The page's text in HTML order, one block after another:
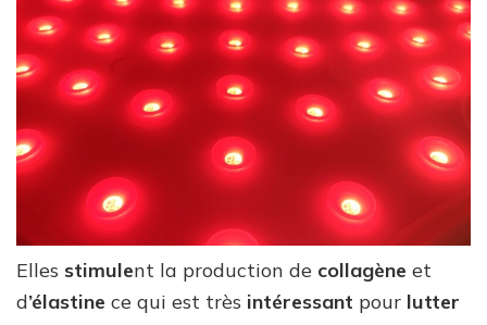
Elles stimulent la production de collagène et
d’élastine ce qui est très intéressant pour lutter